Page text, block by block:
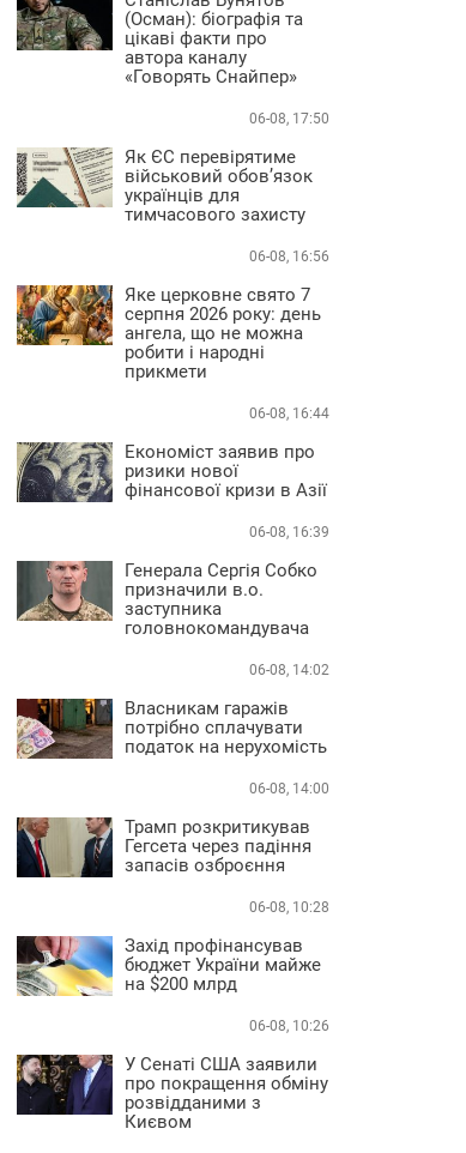
(Осман): біографія та
цікаві факти про
автора каналу
«Говорять Снайпер»
06-08, 17:50
Як ЄС перевірятиме
військовий обов’язок
українців для
тимчасового захисту
06-08, 16:56
Яке церковне свято 7
серпня 2026 року: день
ангела, що не можна
робити і народні
прикмети
06-08, 16:44
Економіст заявив про
ризики нової
фінансової кризи в Азії
06-08, 16:39
Генерала Сергія Собко
призначили в.о.
заступника
головнокомандувача
06-08, 14:02
Власникам гаражів
потрібно сплачувати
податок на нерухомість
06-08, 14:00
Трамп розкритикував
Гегсета через падіння
запасів озброєння
06-08, 10:28
Захід профінансував
бюджет України майже
на $200 млрд
06-08, 10:26
У Сенаті США заявили
про покращення обміну
розвідданими з
Києвом